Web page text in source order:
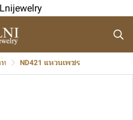
ท ND421 แหวนเพชร